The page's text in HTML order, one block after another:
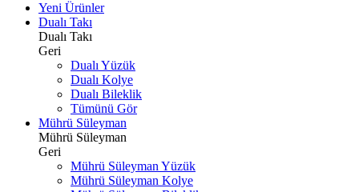
Yeni Ürünler
Dualı Takı
Dualı Takı
Geri
Dualı Yüzük
Dualı Kolye
Dualı Bileklik
Tümünü Gör
Mührü Süleyman
Mührü Süleyman
Geri
Mührü Süleyman Yüzük
Mührü Süleyman Kolye